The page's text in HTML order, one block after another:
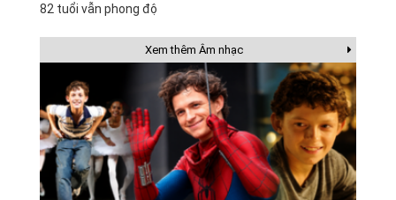
82 tuổi vẫn phong độ
Xem thêm Âm nhạc